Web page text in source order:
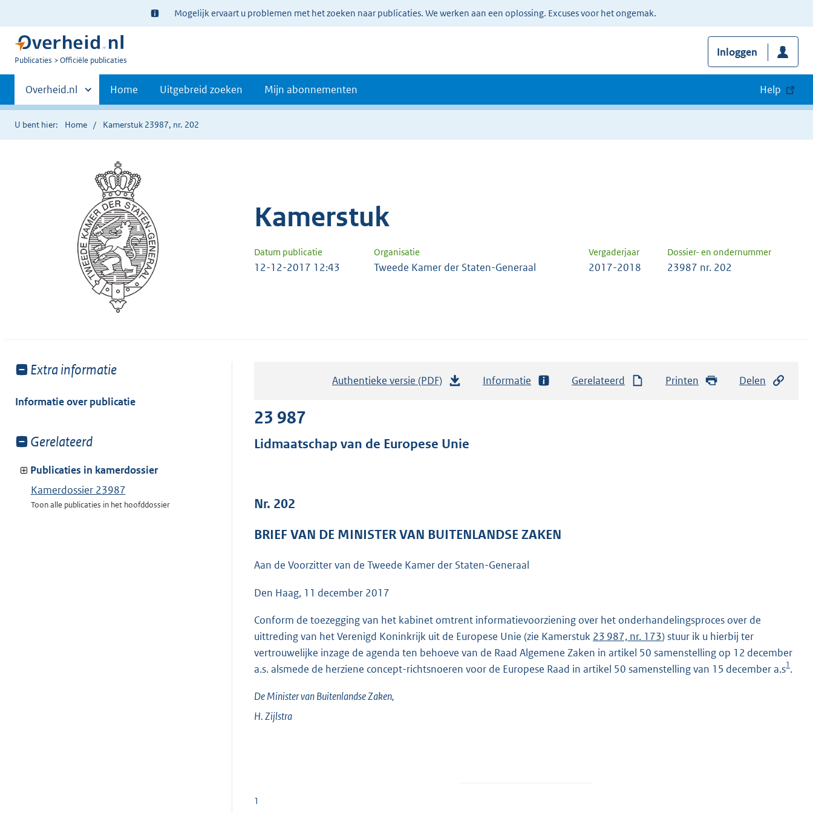
Ter
informatie:
Mogelijk ervaart u problemen met het zoeken naar publicaties. We werken aan een oplossing. Excuses voor het ongemak.
U
Publicaties Officiële publicaties
Inloggen
Primaire
navigatie
Andere
sites
binnen
Overheid.nl Home Uitgebreid zoeken Mijn abonnementen Help
U bent hier: Home Kamerstuk 23987, nr. 202
Kamerstuk
Datum publicatie Organisatie Vergaderjaar Dossier- en ondernummer
12-12-2017 12:43 Tweede Kamer der Staten-Generaal 2017-2018 23987 nr. 202
Toon
van:
Extra informatie
Informatie over publicatie
Toon
van:
Gerelateerd
Publicaties in kamerdossier
Kamerdossier 23987
Toon alle publicaties in het hoofddossier
Authentieke versie (PDF)
a
r
o
:
3
6
K
Informatie Gerelateerd Printen Delen
23 987
Lidmaatschap van de Europese Unie
Nr. 202
BRIEF VAN DE MINISTER VAN BUITENLANDSE ZAKEN
Aan de Voorzitter van de Tweede Kamer der Staten-Generaal
Den Haag, 11 december 2017
Conform de toezegging van het kabinet omtrent informatievoorziening over het onderhandelingsproces over de
uittreding van het Verenigd Koninkrijk uit de Europese Unie (zie Kamerstuk 23 987, nr. 173) stuur ik u hierbij ter
vertrouwelijke inzage de agenda ten behoeve van de Raad Algemene Zaken in artikel 50 samenstelling op 12 december
a.s. alsmede de herziene concept-richtsnoeren voor de Europese Raad in artikel 50 samenstelling van 15 december a.s1.
De Minister van Buitenlandse Zaken,
H.Zijlstra
1